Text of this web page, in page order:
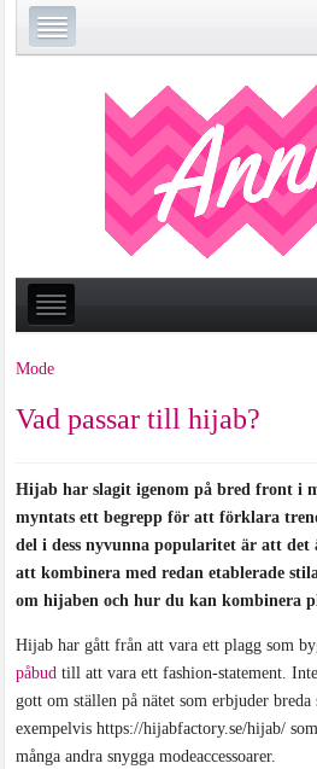
Mode
Vad passar till hijab?
Hijab har slagit igenom på bred front i
myntats ett begrepp för att förklara
del i dess nyvunna popularitet är att det
att kombinera med redan etablerade
om hijaben och hur du kan kombinera
Hijab har gått från att vara ett plagg som
påbud till att vara ett fashion-statement.
gott om ställen på nätet som erbjuder breda
exempelvis https://hijabfactory.se/hijab/
många andra snygga modeaccessoarer.